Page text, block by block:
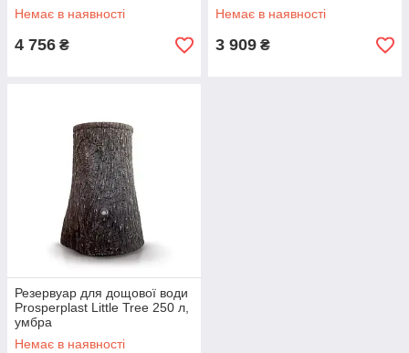
Немає в наявності
4 756 ₴
Немає в наявності
3 909 ₴
Резервуар для дощової води
Prosperplast Little Tree 250 л,
умбра
Немає в наявності